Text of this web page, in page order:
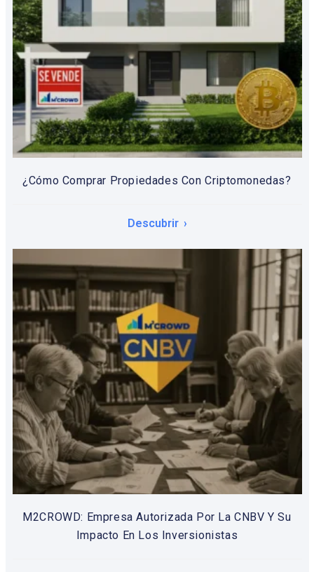
¿Cómo Comprar Propiedades Con Criptomonedas?
Descubrir
M2CROWD: Empresa Autorizada Por La CNBV Y Su
Impacto En Los Inversionistas